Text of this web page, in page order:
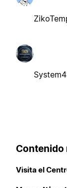
Contenido
Visita el